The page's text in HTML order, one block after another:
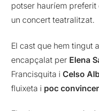
potser hauríem
un concert teatralitzat.
El cast que hem tingut
encapçalat per Elena
Francisquita iCelso
fluixeta i poc